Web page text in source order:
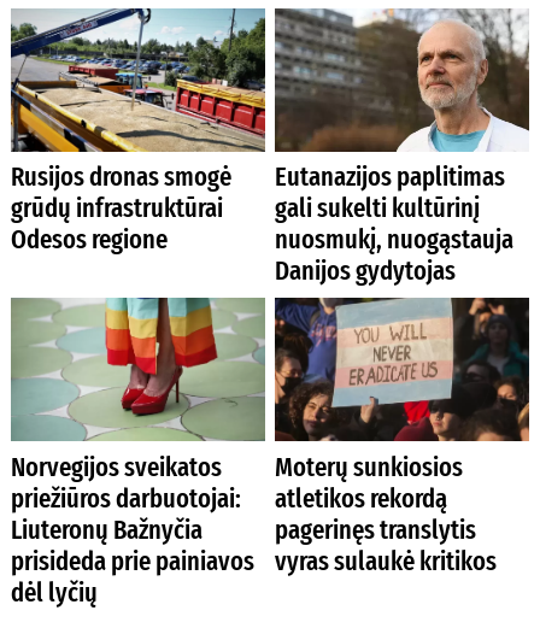
Rusijos dronas smogė
grūdų infrastruktūrai
Odesos regione
Eutanazijos paplitimas
gali sukelti kultūrinį
nuosmukį, nuogąstauja
Danijos gydytojas
Norvegijos sveikatos
priežiūros darbuotojai:
Liuteronų Bažnyčia
prisideda prie painiavos
dėl lyčių
Moterų sunkiosios
atletikos rekordą
pagerinęs translytis
vyras sulaukė kritikos